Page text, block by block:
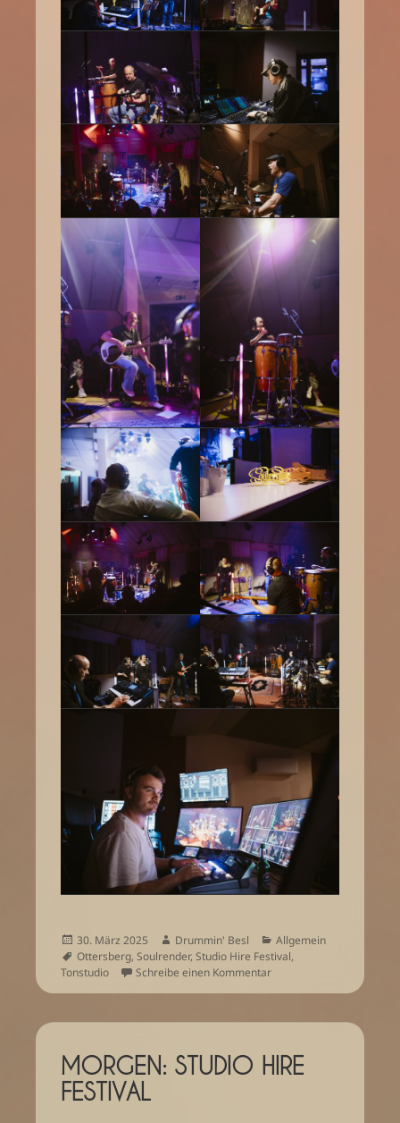
Veröffentlicht
am
30. März 2025 Autor
Drummin' Besl Kategorien
Allgemein
Schlagwörter
Ottersberg,Soulrender,Studio Hire Festival,
Tonstudio
Schreibe einen Kommentarzu Was für ein toller
MORGEN: STUDIO HIRE
FESTIVAL